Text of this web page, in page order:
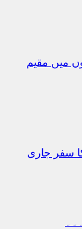
میں مقیم
سفر جاری